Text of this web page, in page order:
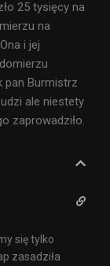
25 tysięcy na
na
i jej
pan Burmistrz
ale niestety
zaprowadziło.
się tylko
zasadziła